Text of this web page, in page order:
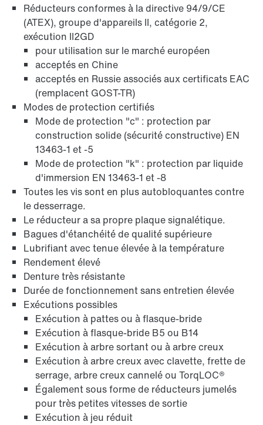
Adaptateur
Extension de garantie
Réducteurs conformes à la directive 94/9/CE
(ATEX), groupe d'appareils II, catégorie 2,
exécution II2GD
pour utilisation sur le marché européen
acceptés en Chine
acceptés en Russie associés aux certificats EAC
(remplacent GOST-TR)
Modes de protection certifiés
Mode de protection "c" : protection par
construction solide (sécurité constructive) EN
13463-1 et -5
Mode de protection "k" : protection par liquide
d'immersion EN 13463-1 et -8
Toutes les vis sont en plus autobloquantes contre
le desserrage.
Le réducteur a sa propre plaque signalétique.
Bagues d'étanchéité de qualité supérieure
Lubrifiant avec tenue élevée à la température
Rendement élevé
Denture très résistante
Durée de fonctionnement sans entretien élevée
Exécutions possibles
Exécution à pattes ou à flasque-bride
Exécution à flasque-bride B5 ou B14
Exécution à arbre sortant ou à arbre creux
Exécution à arbre creux avec clavette, frette de
serrage, arbre creux cannelé ou TorqLOC®
Également sous forme de réducteurs jumelés
pour très petites vitesses de sortie
Exécution à jeu réduit